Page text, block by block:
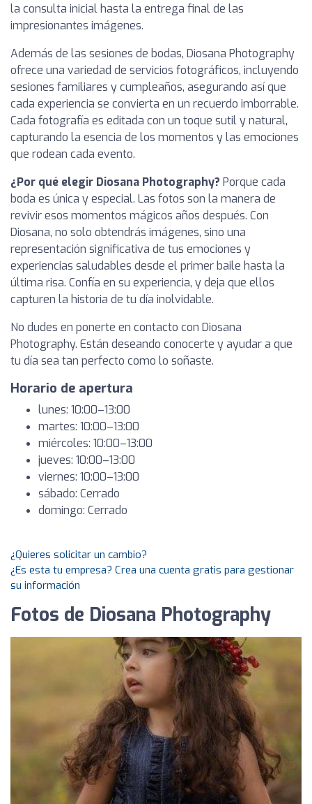
la consulta inicial hasta la entrega final de las
impresionantes imágenes.
Además de las sesiones de bodas, Diosana Photography
ofrece una variedad de servicios fotográficos, incluyendo
sesiones familiares y cumpleaños, asegurando así que
cada experiencia se convierta en un recuerdo imborrable.
Cada fotografía es editada con un toque sutil y natural,
capturando la esencia de los momentos y las emociones
que rodean cada evento.
¿Por qué elegir Diosana Photography? Porque cada
boda es única y especial. Las fotos son la manera de
revivir esos momentos mágicos años después. Con
Diosana, no solo obtendrás imágenes, sino una
representación significativa de tus emociones y
experiencias saludables desde el primer baile hasta la
última risa. Confía en su experiencia, y deja que ellos
capturen la historia de tu día inolvidable.
No dudes en ponerte en contacto con Diosana
Photography. Están deseando conocerte y ayudar a que
tu día sea tan perfecto como lo soñaste.
Horario de apertura
lunes: 10:00–13:00
martes: 10:00–13:00
miércoles: 10:00–13:00
jueves: 10:00–13:00
viernes: 10:00–13:00
sábado: Cerrado
domingo: Cerrado
¿Quieres solicitar un cambio?
¿Es esta tu empresa? Crea una cuenta gratis para gestionar
su información
Fotos de Diosana Photography